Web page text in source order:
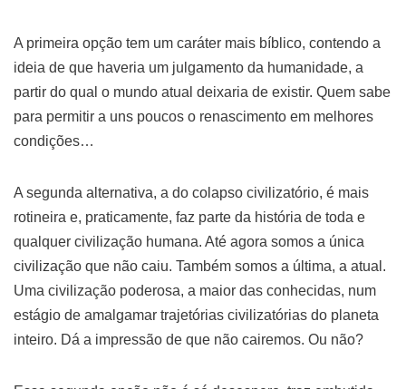
A primeira opção tem um caráter mais bíblico, contendo a
ideia de que haveria um julgamento da humanidade, a
partir do qual o mundo atual deixaria de existir. Quem sabe
para permitir a uns poucos o renascimento em melhores
condições…
A segunda alternativa, a do colapso civilizatório, é mais
rotineira e, praticamente, faz parte da história de toda e
qualquer civilização humana. Até agora somos a única
civilização que não caiu. Também somos a última, a atual.
Uma civilização poderosa, a maior das conhecidas, num
estágio de amalgamar trajetórias civilizatórias do planeta
inteiro. Dá a impressão de que não cairemos. Ou não?